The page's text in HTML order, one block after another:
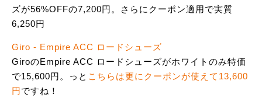
ズが56%OFFの7,200円。さらにクーポン適用で実質
6,250円
Giro - Empire ACC ロードシューズ
GiroのEmpire ACC ロードシューズがホワイトのみ特価
で15,600円。っと こちらは更にクーポンが使えて13,600
円ですね！